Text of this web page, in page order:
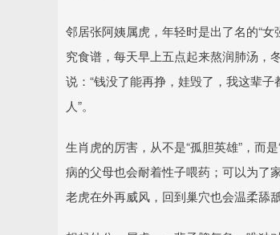
邻居张阿姨属虎，年轻时是出了名的“
究食谱，每天早上五点起来熬润肺汤，
说：“钱没了能再挣，娃毁了，我这辈
人”。
生肖虎的厉害，从不是“孤胆英雄”，而
病的父母也会耐着性子喂药；可以为
老虎在外再威风，回到巢穴也会温柔舔